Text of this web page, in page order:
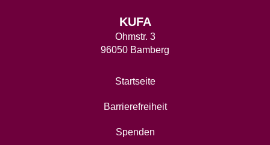
KUFA
Ohmstr. 3
96050 Bamberg
Startseite
Barrierefreiheit
Spenden